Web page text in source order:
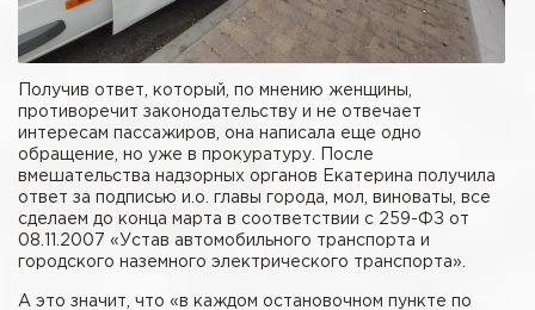
Получив ответ, который, по мнению женщины,
противоречит законодательству и не отвечает
интересам пассажиров, она написала еще одно
обращение, но уже в прокуратуру. После
вмешательства надзорных органов Екатерина получила
ответ за подписью и.о. главы города, мол, виноваты, все
сделаем до конца марта в соответствии с 259-ФЗ от
08.11.2007 «Устав автомобильного транспорта и
городского наземного электрического транспорта».
А это значит, что «в каждом остановочном пункте по